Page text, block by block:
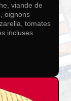
viande de
oignons
tomates
incluses